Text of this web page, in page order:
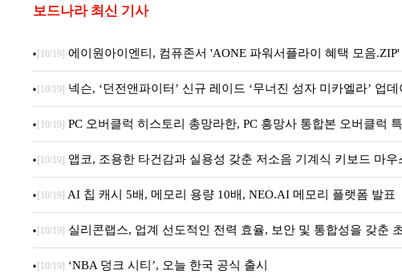
보드나라 최신 기사
[10/19] 에이원아이엔티, 컴퓨존서 'AONE 파워서플라이 혜택 모음.ZIP'
[10/19] 넥슨, ‘던전앤파이터’ 신규 레이드 ‘무너진 성자 미카엘라’ 업
[10/19] PC 오버클럭 히스토리 총망라한, PC 흥망사 통합본 오버클럭
[10/19] 앱코, 조용한 타건감과 실용성 갖춘 저소음 기계식 키보드 마우
[10/19] AI 칩 캐시 5배, 메모리 용량 10배, NEO.AI 메모리 플랫폼 발표
[10/19] 실리콘랩스, 업계 선도적인 전력 효율, 보안 및 통합성을 갖춘
[10/19] ‘NBA 덩크 시티’, 오늘 한국 공식 출시